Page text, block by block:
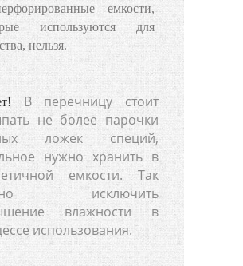
емкости,
используются для
нельзя.
В перечницу стоит
не более парочки
ложек специй,
нужно хранить в
емкости. Так
исключить
влажности в
использования.